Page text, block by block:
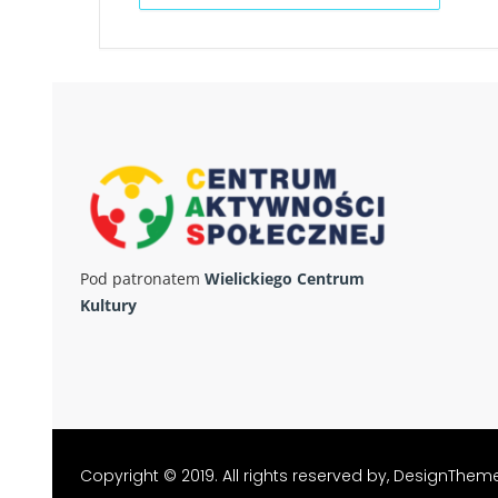
Pod patronatem Wielickiego Centrum
Kultury
Copyright © 2019. All rights reserved by,